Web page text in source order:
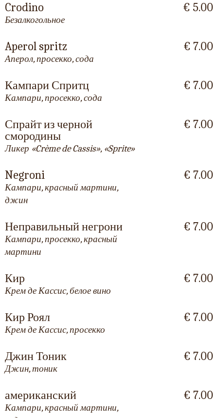
Crodino
Безалкогольное
€ 5.00
Aperol spritz
Аперол, просекко, сода
€ 7.00
Кампари Спритц
Кампари, просекко, сода
€ 7.00
Спрайт из черной
смородины
Ликер «Crème de Cassis», «Sprite»
€ 7.00
Negroni
Кампари, красный мартини,
джин
€ 7.00
Неправильный негрони
Кампари, просекко, красный
мартини
€ 7.00
Кир
Крем де Кассис, белое вино
€ 7.00
Кир Роял
Крем де Кассис, просекко
€ 7.00
Джин Тоник
Джин, тоник
€ 7.00
американский
Кампари, красный мартини,
€ 7.00